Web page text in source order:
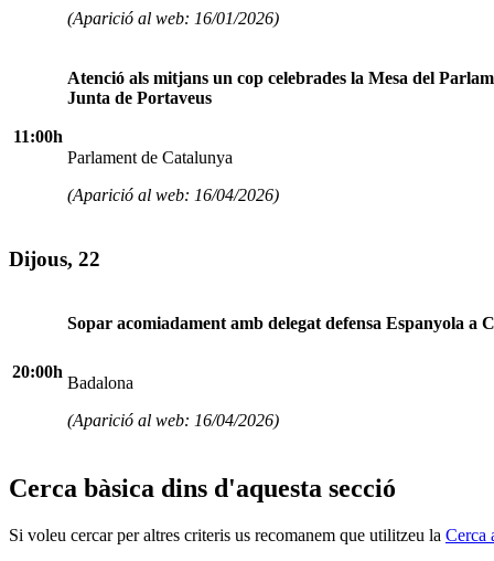
(Aparició al web: 16/01/2026)
11:00h
Atenció als mitjans un cop celebrades la Mesa del
Junta de Portaveus
Parlament de Catalunya
(Aparició al web: 16/04/2026)
Dijous, 22
20:00h
Sopar acomiadament amb delegat defensa Espanyola a
Badalona
(Aparició al web: 16/04/2026)
Cerca bàsica dins d'aquesta secció
Si voleu cercar per altres criteris us recomanem que utilitzeu la Cerca